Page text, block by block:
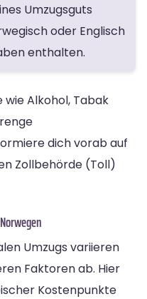
Umzugsguts
oder Englisch
enthalten.
Alkohol, Tabak
dich vorab auf
Zollbehörde (Toll)
Umzugs variieren
Faktoren ab. Hier
Kostenpunkte